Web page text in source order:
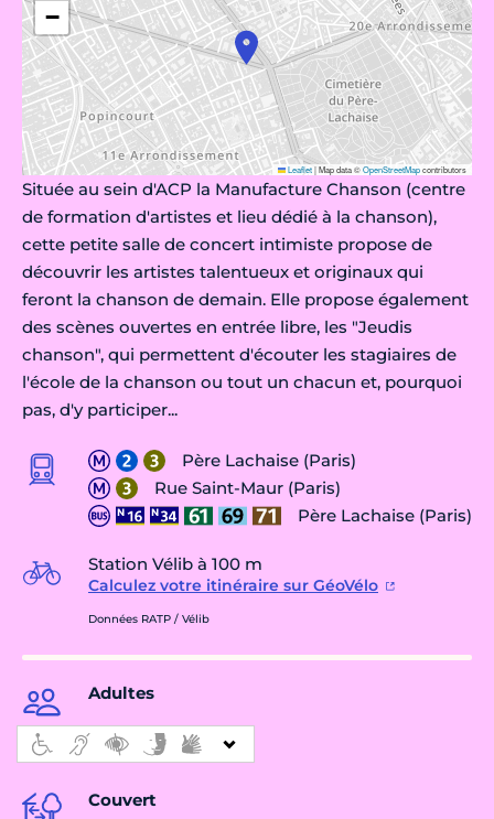
−
Leaflet|Map data ©OpenStreetMapcontributors
Située au sein d'ACP la Manufacture Chanson (centre
de formation d'artistes et lieu dédié à la chanson),
cette petite salle de concert intimiste propose de
découvrir les artistes talentueux et originaux qui
feront la chanson de demain. Elle propose également
des scènes ouvertes en entrée libre, les "Jeudis
chanson", qui permettent d'écouter les stagiaires de
l'école de la chanson ou tout un chacun et, pourquoi
pas, d'y participer...
Père Lachaise (Paris)
Rue Saint-Maur (Paris)
Père Lachaise (Paris)
Station Vélib à 100 m
Calculez votre itinéraire sur GéoVélo
Données RATP / Vélib
Adultes
Couvert